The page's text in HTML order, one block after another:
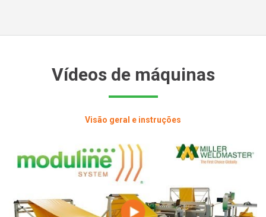
Vídeos de máquinas
Visão geral e instruções